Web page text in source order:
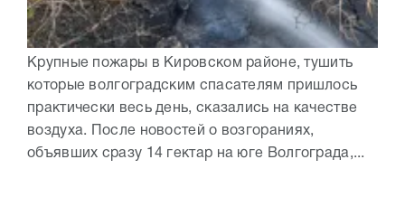
Крупные пожары в Кировском районе, тушить
которые волгоградским спасателям пришлось
практически весь день, сказались на качестве
воздуха. После новостей о возгораниях,
объявших сразу 14 гектар на юге Волгограда,...